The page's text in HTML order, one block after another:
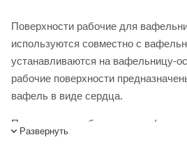
Поверхности рабочие для
используются совместно с
устанавливаются на вафельницу-
рабочие поверхности
вафель в виде сердца.
Поверхности рабочие для
Развернуть